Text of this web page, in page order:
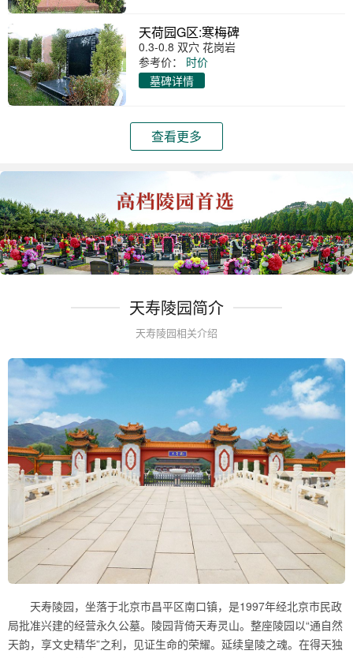
天荷园G区:寒梅碑
0.3-0.8 双穴 花岗岩
参考价：
时价
墓碑详情
查看更多
天寿陵园简介
天寿陵园相关介绍
天寿陵园，坐落于北京市昌平区南口镇，是1997年经北京市民政
局批准兴建的经营永久公墓。陵园背倚天寿灵山。整座陵园以“通自然
天韵，享文史精华”之利，见证生命的荣耀。延续皇陵之魂。在得天独